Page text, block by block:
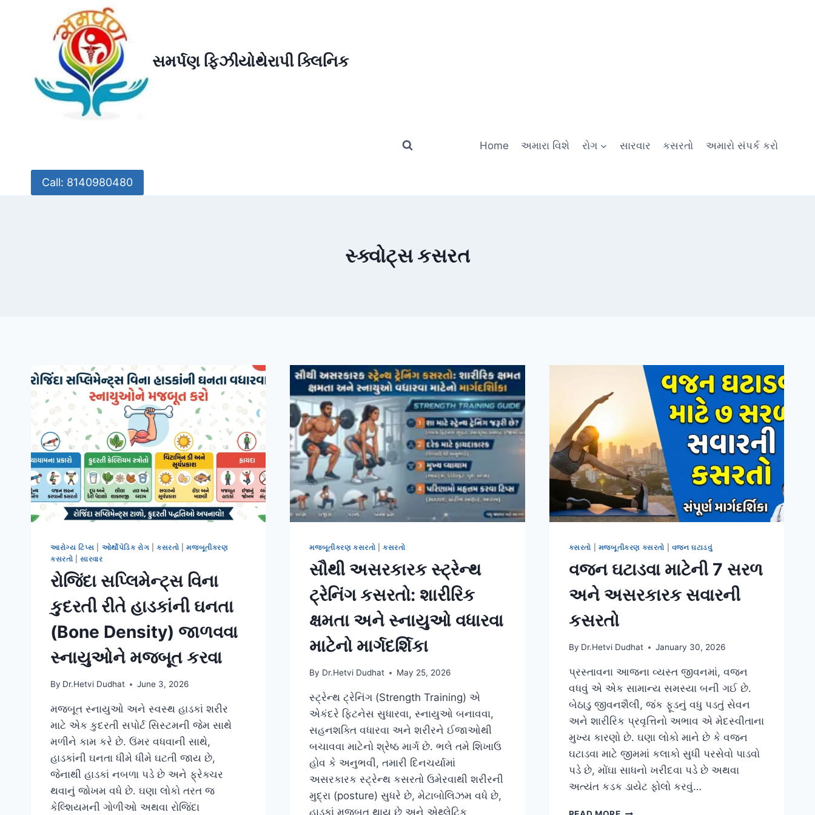
સમર્પણ ફિઝીયોથેરાપી ક્લિનિક
Home અમારા વિશે રોગ સારવાર કસરતો અમારો સંપર્ક કરો
Call: 8140980480
સ્ક્વોટ્સ કસરત
આરોગ્ય ટિપ્સ ઓર્થોપેડિક રોગ |કસરતો |મજબૂતીકરણ
કસરતો |સારવાર
રોજિંદા સપ્લિમેન્ટ્સ વિના
કુદરતી રીતે હાડકાંની ઘનતા
(Bone Density) જાળવવા
સ્નાયુઓને મજબૂત કરવા
By Dr.Hetvi Dudhat June 3, 2026
મજબૂત સ્નાયુઓ અને સ્વસ્થ હાડકાં શરીર
માટે એક કુદરતી સપોર્ટ સિસ્ટમની જેમ સાથે
મળીને કામ કરે છે. ઉંમર વધવાની સાથે,
હાડકાંની ઘનતા ધીમે ધીમે ઘટતી જાય છે,
જેનાથી હાડકાં નબળા પડે છે અને ફ્રેક્ચર
થવાનું જોખમ વધે છે. ઘણા લોકો તરત જ
કેલ્શિયમની ગોળીઓ અથવા રોજિંદા
મજબૂતીકરણ કસરતો |કસરતો
સૌથી અસરકારક સ્ટ્રેન્થ
ટ્રેનિંગ કસરતો: શારીરિક
ક્ષમતા અને સ્નાયુઓ વધારવા
માટેનો માર્ગદર્શિકા
By Dr.Hetvi Dudhat May 25, 2026
સ્ટ્રેન્થ ટ્રેનિંગ (Strength Training) એ
એકંદરે ફિટનેસ સુધારવા, સ્નાયુઓ બનાવવા,
સહનશક્તિ વધારવા અને શરીરને ઈજાઓથી
બચાવવા માટેનો શ્રેષ્ઠ માર્ગ છે. ભલે તમે શિખાઉ
હોવ કે અનુભવી, તમારી દિનચર્યામાં
અસરકારક સ્ટ્રેન્થ કસરતો ઉમેરવાથી શરીરની
મુદ્રા (posture) સુધરે છે, મેટાબોલિઝમ વધે છે,
હાડકાં મજબૂત થાય છે અને એથ્લેટિક
કસરતો મજબૂતીકરણ કસરતો વજન ઘટાડવું
વજન ઘટાડવા માટેની 7 સરળ
અને અસરકારક સવારની
કસરતો
By Dr.Hetvi Dudhat January 30, 2026
પ્રસ્તાવના આજના વ્યસ્ત જીવનમાં, વજન
વધવું એ એક સામાન્ય સમસ્યા બની ગઈ છે.
બેઠાડુ જીવનશૈલી, જંક ફૂડનું વધુ પડતું સેવન
અને શારીરિક પ્રવૃત્તિનો અભાવ એ મેદસ્વીતાના
મુખ્ય કારણો છે. ઘણા લોકો માને છે કે વજન
ઘટાડવા માટે જીમમાં કલાકો સુધી પરસેવો પાડવો
પડે છે, મોંઘા સાધનો ખરીદવા પડે છે અથવા
અત્યંત કડક ડાયેટ ફોલો કરવું…
વજન